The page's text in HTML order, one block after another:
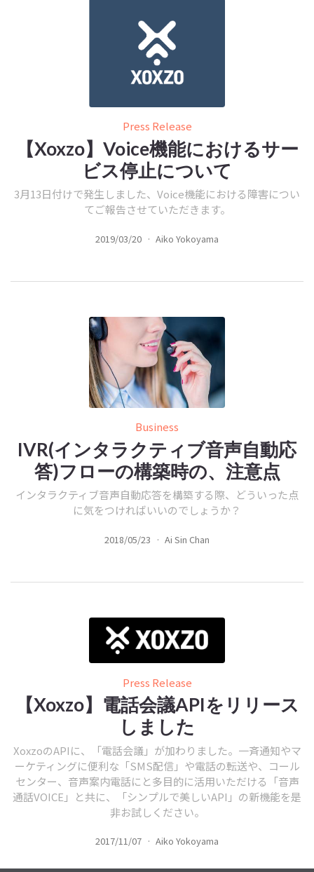
Press Release
【Xoxzo】Voice機能におけるサー
ビス停止について
3月13日付けで発生しました、Voice機能における障害につい
てご報告させていただきます。
2019/03/20 · Aiko Yokoyama
Business
IVR(インタラクティブ音声自動応
答)フローの構築時の、注意点
インタラクティブ音声自動応答を構築する際、どういった点
に気をつければいいのでしょうか？
2018/05/23 · Ai Sin Chan
Press Release
【Xoxzo】電話会議APIをリリース
しました
XoxzoのAPIに、「電話会議」が加わりました。一斉通知やマ
ーケティングに便利な「SMS配信」や電話の転送や、コール
センター、音声案内電話にと多目的に活用いただける「音声
通話VOICE」と共に、「シンプルで美しいAPI」の新機能を是
非お試しください。
2017/11/07 · Aiko Yokoyama